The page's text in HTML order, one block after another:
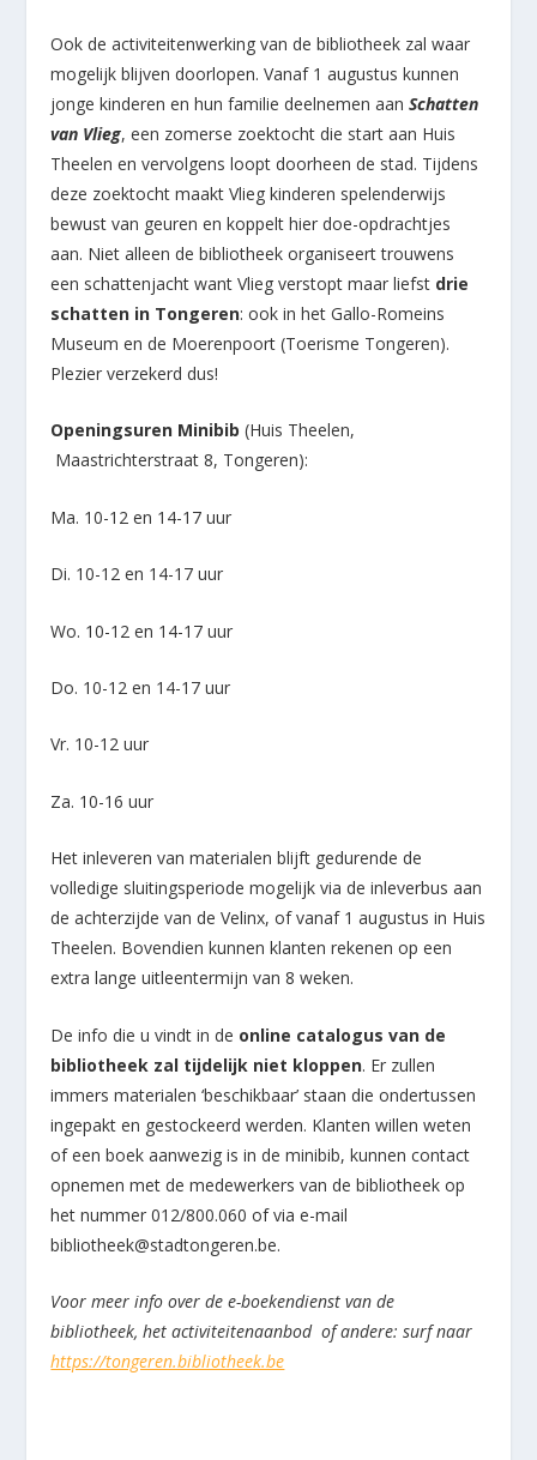
Ook de activiteitenwerking van de bibliotheek zal waar
mogelijk blijven doorlopen. Vanaf 1 augustus kunnen
jonge kinderen en hun familie deelnemen aanSchatten
van Vlieg, een zomerse zoektocht die start aan Huis
Theelen en vervolgens loopt doorheen de stad. Tijdens
deze zoektocht maakt Vlieg kinderen spelenderwijs
bewust van geuren en koppelt hier doe-opdrachtjes
aan. Niet alleen de bibliotheek organiseert trouwens
een schattenjacht want Vlieg verstopt maar liefst drie
schatten in Tongeren: ook in het Gallo-Romeins
Museum en de Moerenpoort (Toerisme Tongeren).
Plezier verzekerd dus!
Openingsuren Minibib (Huis Theelen,
Maastrichterstraat 8, Tongeren):
Ma. 10-12 en 14-17 uur
Di. 10-12 en 14-17 uur
Wo. 10-12 en 14-17 uur
Do. 10-12 en 14-17 uur
Vr. 10-12 uur
Za. 10-16 uur
Het inleveren van materialen blijft gedurende de
volledige sluitingsperiode mogelijk via de inleverbus aan
de achterzijde van de Velinx, of vanaf 1 augustus in Huis
Theelen. Bovendien kunnen klanten rekenen op een
extra lange uitleentermijn van 8 weken.
De info die u vindt in de online catalogus van de
bibliotheek zal tijdelijk niet kloppen. Er zullen
immers materialen ‘beschikbaar’ staan die ondertussen
ingepakt en gestockeerd werden. Klanten willen weten
of een boek aanwezig is in de minibib, kunnen contact
opnemen met de medewerkers van de bibliotheek op
het nummer 012/800.060 of via e-mail
bibliotheek@stadtongeren.be.
Voor meer info over de e-boekendienst van de
bibliotheek, het activiteitenaanbod of andere: surf naar
https://tongeren.bibliotheek.be